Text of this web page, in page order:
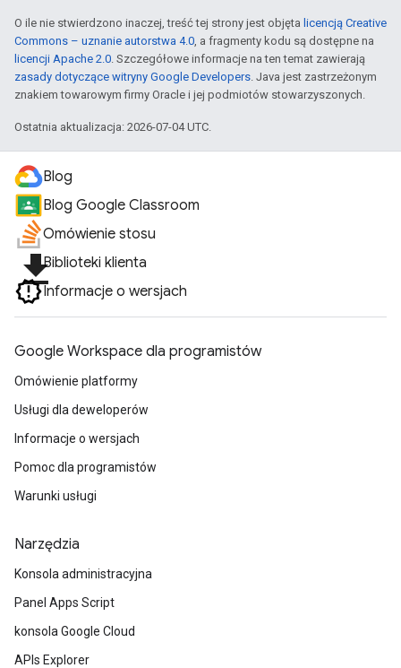
O ile nie stwierdzono inaczej, treść tej strony jest objęta licencją Creative
Commons – uznanie autorstwa 4.0, a fragmenty kodu są dostępne na
licencji Apache 2.0. Szczegółowe informacje na ten temat zawierają
zasady dotyczące witryny Google Developers. Java jest zastrzeżonym
znakiem towarowym firmy Oracle i jej podmiotów stowarzyszonych.
Ostatnia aktualizacja: 2026-07-04 UTC.
Blog
Blog Google Classroom
Omówienie stosu
file_downloadBiblioteki klienta
Informacje o wersjach
Google Workspace dla programistów
Omówienie platformy
Usługi dla deweloperów
Informacje o wersjach
Pomoc dla programistów
Warunki usługi
Narzędzia
Konsola administracyjna
Panel Apps Script
konsola Google Cloud
APIs Explorer